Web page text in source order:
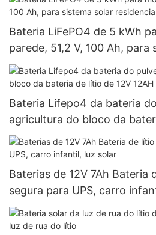
Bateria LiFePO4 de 5 kWh
parede, 51,2 V, 100 Ah, para
residencial.
Bateria Lifepo4 da bateria
agricultura do bloco da
12AH
Baterias de 12V 7Ah Bateria
segura para UPS, carro